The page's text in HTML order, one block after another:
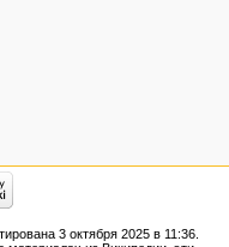
3 октября 2025 в 11:36.